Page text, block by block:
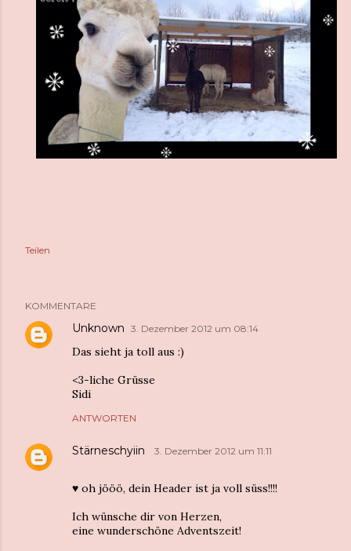
Teilen
KOMMENTARE
Unknown 3. Dezember 2012 um 08:14
Das sieht ja toll aus :)
<3-liche Grüsse
Sidi
ANTWORTEN
Stärneschyiin 3. Dezember 2012 um 11:11
♥ oh jööö, dein Header ist ja voll süss!!!!
Ich wünsche dir von Herzen,
eine wunderschöne Adventszeit!